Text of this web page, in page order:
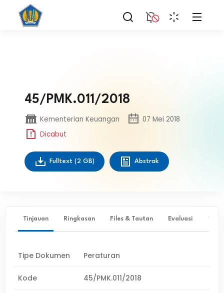
45/PMK.011/2018
Kementerian Keuangan
07 Mei 2018
Dicabut
Fulltext (2 GB) Abstrak
Tinjauan Ringkasan Files & Tautan Evaluasi ✨
Tipe Dokumen Peraturan
Kode 45/PMK.011/2018